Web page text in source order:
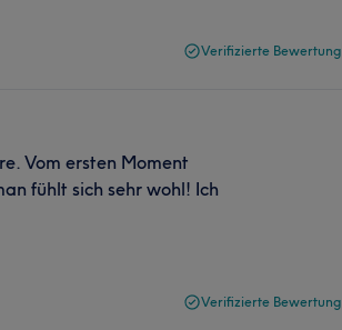
Verifizierte Bewertung
Vom ersten Moment
fühlt sich sehr wohl! Ich
Verifizierte Bewertung